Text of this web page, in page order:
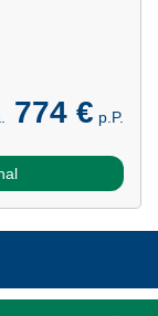
774 € p.P.